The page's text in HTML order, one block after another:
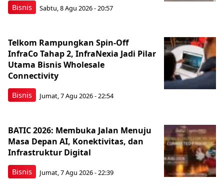
Bisnis Sabtu, 8 Agu 2026 - 20:57
Bisnis
Telkom Rampungkan Spin-Off
InfraCo Tahap 2, InfraNexia Jadi Pilar
Utama Bisnis Wholesale
Connectivity
Jumat, 7 Agu 2026 - 22:54
Bisnis
BATIC 2026: Membuka Jalan Menuju
Masa Depan AI, Konektivitas, dan
Infrastruktur Digital
Jumat, 7 Agu 2026 - 22:39